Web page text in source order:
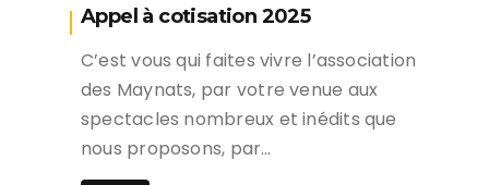
Appel à cotisation 2025
C’est vous qui faites vivre l’association
des Maynats, par votre venue aux
spectacles nombreux et inédits que
nous proposons, par…